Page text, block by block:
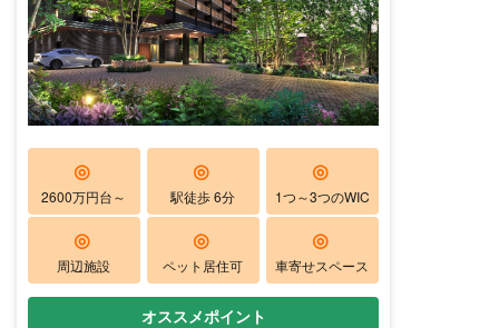
◎
2600万円台～
◎
駅徒歩 6分
◎
1つ～3つのWIC
◎
周辺施設
◎
ペット居住可
◎
車寄せスペース
オススメポイント